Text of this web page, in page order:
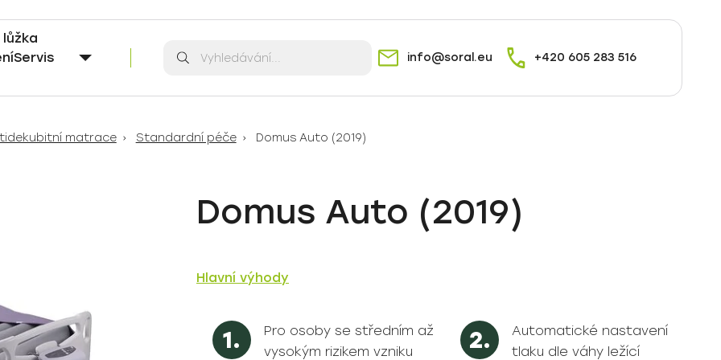
Servis
lůžka
Vyhledávání info@soral.eu +420 605 283 516
matrace Standardní péče Domus Auto (2019)
Domus Auto (2019)
Hlavní výhody
Pro osoby se středním až
vysokým rizikem vzniku
Automatické nastavení
tlaku dle váhy ležící